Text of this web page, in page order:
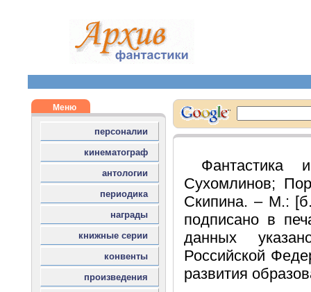
Сухомлинов;
Скипина. – М.:
подписано в
данных
Российской
развития